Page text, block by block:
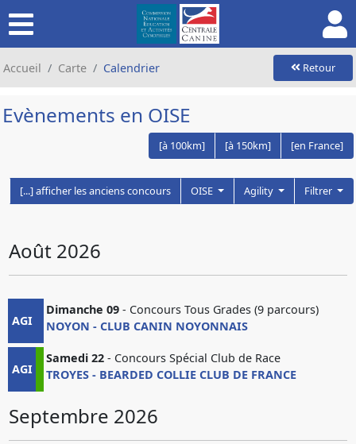
Accueil Carte Calendrier Retour
Evènements en OISE
[à 100km] [à 150km] [en France]
[...] afficher les anciens concours OISE Agility Filtrer
Août 2026
AGI
Dimanche 09 - Concours Tous Grades (9 parcours)
NOYON - CLUB CANIN NOYONNAIS
AGI
Samedi 22 - Concours Spécial Club de Race
TROYES - BEARDED COLLIE CLUB DE FRANCE
Septembre 2026